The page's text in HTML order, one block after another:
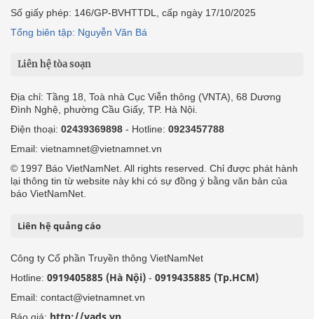
Số giấy phép: 146/GP-BVHTTDL, cấp ngày 17/10/2025
Tổng biên tập: Nguyễn Văn Bá
Liên hệ tòa soạn
Địa chỉ: Tầng 18, Toà nhà Cục Viễn thông (VNTA), 68 Dương
Đình Nghệ, phường Cầu Giấy, TP. Hà Nội.
Điện thoại: 02439369898 - Hotline: 0923457788
Email: vietnamnet@vietnamnet.vn
© 1997 Báo VietNamNet. All rights reserved. Chỉ được phát hành
lại thông tin từ website này khi có sự đồng ý bằng văn bản của
báo VietNamNet.
Liên hệ quảng cáo
Công ty Cổ phần Truyền thông VietNamNet
Hotline: 0919405885 (Hà Nội) - 0919435885 (Tp.HCM)
Email: contact@vietnamnet.vn